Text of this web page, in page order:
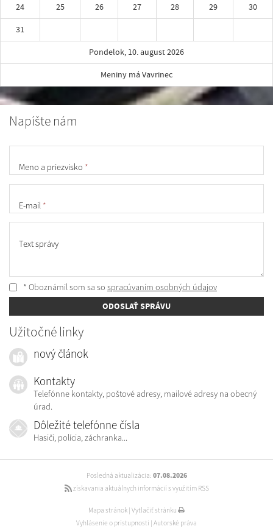
24
25 26 27 28 29
30
31
Pondelok, 10. august 2026
Meniny má Vavrinec
Napíšte nám
Meno a priezvisko *
E-mail *
Text správy
* Oboznámil som sa so spracúvaním osobných údajov
ODOSLAŤ SPRÁVU
Užitočné linky
nový článok
Kontakty
Telefónne kontakty, poštové adresy, mailové adresy na obecný
úrad.
Dôležité telefónne čísla
Hasiči, polícia, záchranka...
Posledná aktualizácia: 07.08.2026
získavania aktuálnych informácií s využitím RSS
Mapa stránok Vytlačiť stránku
Vyhlásenie o prístupnosti Autorské práva